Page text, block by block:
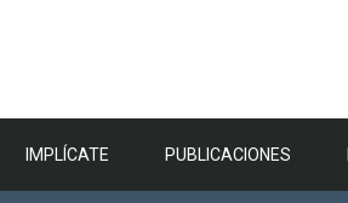
IMPLÍCATE PUBLICACIONES